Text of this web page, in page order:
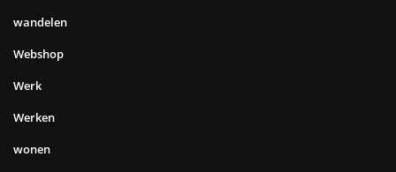
wandelen
Webshop
Werk
Werken
wonen